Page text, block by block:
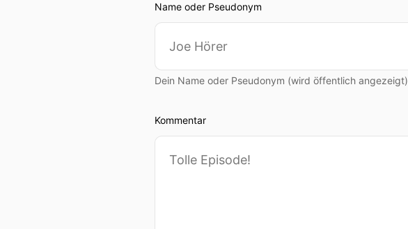
Name oder Pseudonym
Dein Name oder Pseudonym (wird öffentlich angezeigt)
Kommentar